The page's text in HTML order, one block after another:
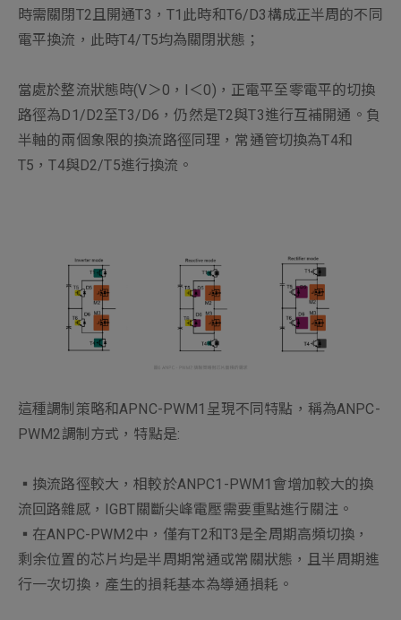
時需關閉T2且開通T3，T1此時和T6/D3構成正半周的不同
電平換流，此時T4/T5均為關閉狀態；
當處於整流狀態時(V＞0，I＜0)，正電平至零電平的切換
路徑為D1/D2至T3/D6，仍然是T2與T3進行互補開通。負
半軸的兩個象限的換流路徑同理，常通管切換為T4和
T5，T4與D2/T5進行換流。
這種調制策略和APNC-PWM1呈現不同特點，稱為ANPC-
PWM2調制方式，特點是:
▪︎換流路徑較大，相較於ANPC1-PWM1會增加較大的換
流回路雜感，IGBT關斷尖峰電壓需要重點進行關注。
▪︎在ANPC-PWM2中，僅有T2和T3是全周期高頻切換，
剩余位置的芯片均是半周期常通或常關狀態，且半周期進
行一次切換，產生的損耗基本為導通損耗。